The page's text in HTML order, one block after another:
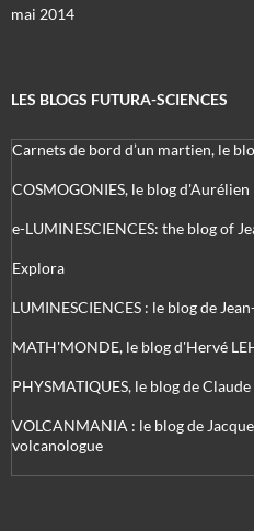
mai 2014
LES BLOGS FUTURA-SCIENCES
Carnets de bord d’un martien, le
COSMOGONIES, le blog
e-LUMINESCIENCES: the blog of
Explora
LUMINESCIENCES : le blog de
MATH'MONDE, le blog d'Hervé
PHYSMATIQUES, le blog de
VOLCANMANIA : le blog de
volcanologue